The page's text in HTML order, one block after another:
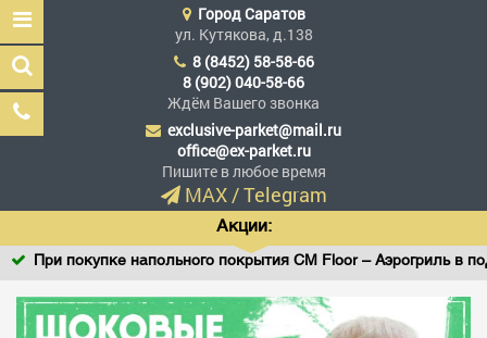
Эксклюзив Паркет
Мы сделали эксклюзив
доступным
ГородСаратов
ул. Кутякова, д.138
8 (8452) 58-58-66
8 (902) 040-58-66
Ждём Вашего звонка
exclusive-parket@mail.ru
office@ex-parket.ru
Пишите в любое время
MAX/Telegram
Акции:
При покупке напольного покрытия CM Floor – Аэрогриль в